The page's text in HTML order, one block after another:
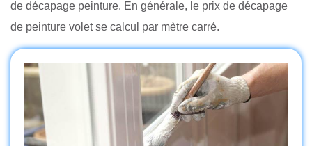
de décapage peinture. En générale, le prix de décapage
de peinture volet se calcul par mètre carré.